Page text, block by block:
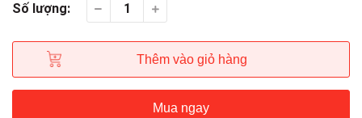
Số lượng:
Thêm vào giỏ hàng
Mua ngay